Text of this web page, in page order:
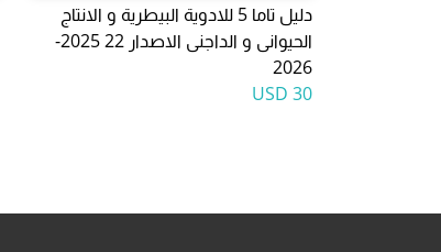
دليل تاما 5 للادوية البيطرية و الانتاج
الحيوانى و الداجنى الاصدار 22 2025-
2026
30 USD